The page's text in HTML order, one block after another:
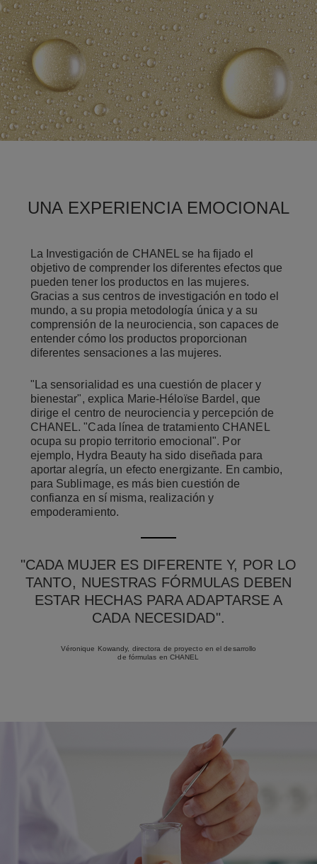
UNA EXPERIENCIA EMOCIONAL
La Investigación de CHANEL se ha fijado el
objetivo de comprender los diferentes efectos que
pueden tener los productos en las mujeres.
Gracias a sus centros de investigación en todo el
mundo, a su propia metodología única y a su
comprensión de la neurociencia, son capaces de
entender cómo los productos proporcionan
diferentes sensaciones a las mujeres.
"La sensorialidad es una cuestión de placer y
bienestar", explica Marie-Héloïse Bardel, que
dirige el centro de neurociencia y percepción de
CHANEL. "Cada línea de tratamiento CHANEL
ocupa su propio territorio emocional". Por
ejemplo, Hydra Beauty ha sido diseñada para
aportar alegría, un efecto energizante. En cambio,
para Sublimage, es más bien cuestión de
confianza en sí misma, realización y
empoderamiento.
"CADA MUJER ES DIFERENTE Y, POR LO
TANTO, NUESTRAS FÓRMULAS DEBEN
ESTAR HECHAS PARA ADAPTARSE A
CADA NECESIDAD".
Véronique Kowandy, directora de proyecto en el desarrollo
de fórmulas en CHANEL